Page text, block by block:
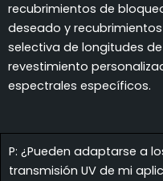
recubrimientos de
deseado y
selectiva de longitudes
revestimiento
espectrales específicos.
P: ¿Pueden adaptarse a
transmisión UV de mi